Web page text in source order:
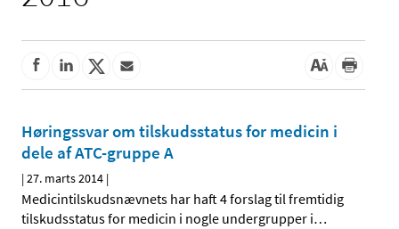
Høringssvar om tilskudsstatus for medicin i
dele af ATC-gruppe A
|27. marts 2014 |
Medicintilskudsnævnets har haft 4 forslag til fremtidig
tilskudsstatus for medicin i nogle undergrupper i…